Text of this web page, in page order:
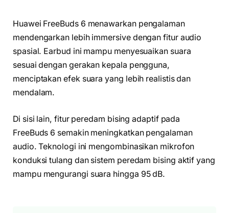
Huawei FreeBuds 6 menawarkan pengalaman
mendengarkan lebih immersive dengan fitur audio
spasial. Earbud ini mampu menyesuaikan suara
sesuai dengan gerakan kepala pengguna,
menciptakan efek suara yang lebih realistis dan
mendalam.
Di sisi lain, fitur peredam bising adaptif pada
FreeBuds 6 semakin meningkatkan pengalaman
audio. Teknologi ini mengombinasikan mikrofon
konduksi tulang dan sistem peredam bising aktif yang
mampu mengurangi suara hingga 95 dB.